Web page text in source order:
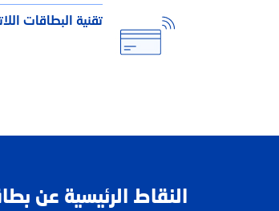
تقنية البطاقات
النقاط الرئيسية عن